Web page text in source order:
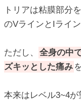
トリアは粘膜部分
のVラインとIライ
ただし、
全身の中
ズキッとした痛み
本来はレベル3~4